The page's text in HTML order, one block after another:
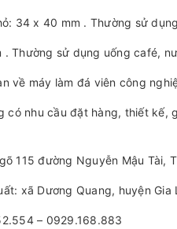
34 x 40 mm . Thường sử
. Thường sử dụng uống café,
về máy làm đá viên công
có nhu cầu đặt hàng, thiết
115 đường Nguyễn Mậu Tài,
xã Dương Quang, huyện Gia
– 0929.168.883